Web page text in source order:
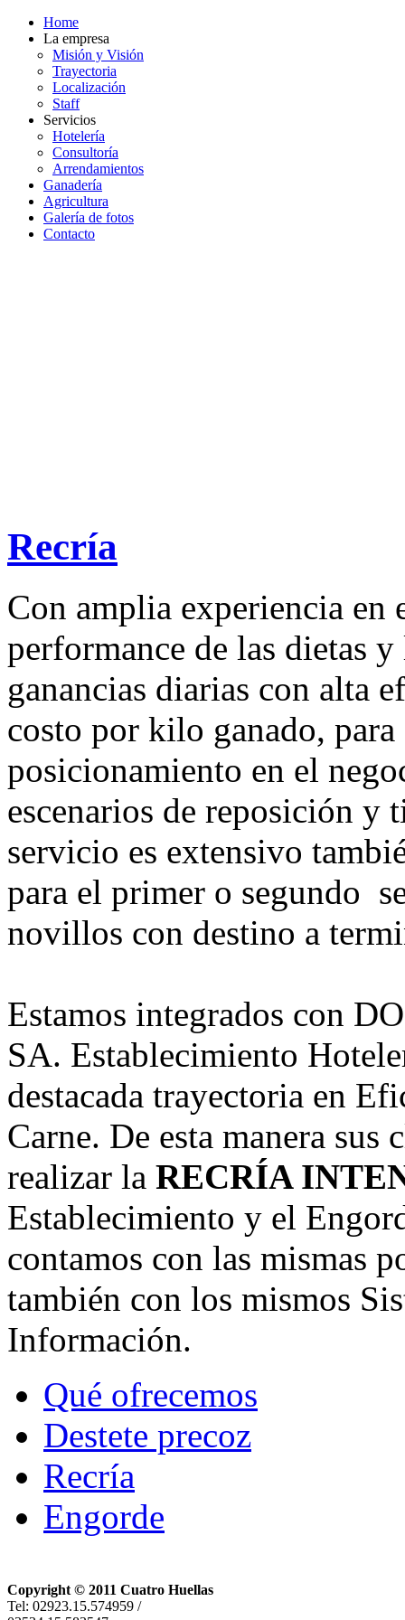
Home
La empresa
Misión y Visión
Trayectoria
Localización
Staff
Servicios
Hotelería
Consultoría
Arrendamientos
Ganadería
Agricultura
Galería de fotos
Contacto
Recría
Con amplia experiencia en
performance de las dietas
ganancias diarias con alta
costo por kilo ganado, para
posicionamiento en el
escenarios de reposición y
servicio es extensivo
para el primer o segundo
novillos con destino a
Estamos integrados con
SA. Establecimiento
destacada trayectoria en
Carne. De esta manera sus
realizar la RECRÍA
Establecimiento y el
contamos con las mismas
también con los mismos
Información.
Qué ofrecemos
Destete precoz
Recría
Engorde
Copyright © 2011 Cuatro Huellas
Tel: 02923.15.574959 /